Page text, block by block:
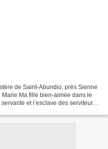
de Saint-Abundio, près Sienne
Ma fille bien-aimée dans le
et l’esclave des serviteurs